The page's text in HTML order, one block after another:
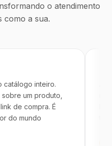
o atendimento
como a sua.
inteiro.
produto,
É